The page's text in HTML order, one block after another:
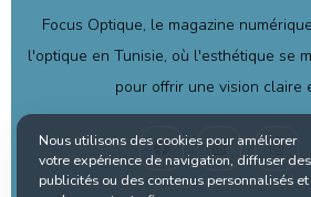
Focus Optique, le magazine
l'optique en Tunisie, où l'esthétique se
pour offrir une vision claire
Nous utilisons des cookies pour améliorer
votre expérience de navigation, diffuser des
publicités ou des contenus personnalisés et